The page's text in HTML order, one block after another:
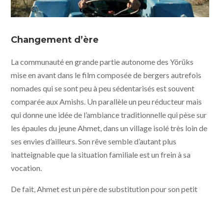
- KMBO
Changement d’ère
La communauté en grande partie autonome des Yörüks
mise en avant dans le film composée de bergers autrefois
nomades qui se sont peu à peu sédentarisés est souvent
comparée aux Amishs. Un parallèle un peu réducteur mais
qui donne une idée de l’ambiance traditionnelle qui pèse sur
les épaules du jeune Ahmet, dans un village isolé très loin de
ses envies d’ailleurs. Son rêve semble d’autant plus
inatteignable que la situation familiale est un frein à sa
vocation.
De fait, Ahmet est un père de substitution pour son petit